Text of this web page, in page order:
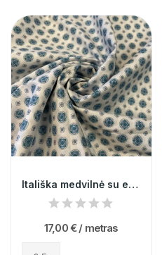
Itališka medvilnė su elastanu 014045
17,00 € / metras